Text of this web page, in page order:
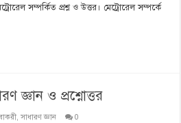
সম্পর্কিত প্রশ্ন ও উত্তর। মেট্রোরেল সম্পর্কে
জ্ঞান ও প্রশ্নোত্তর
,সাধারণ জ্ঞান 0